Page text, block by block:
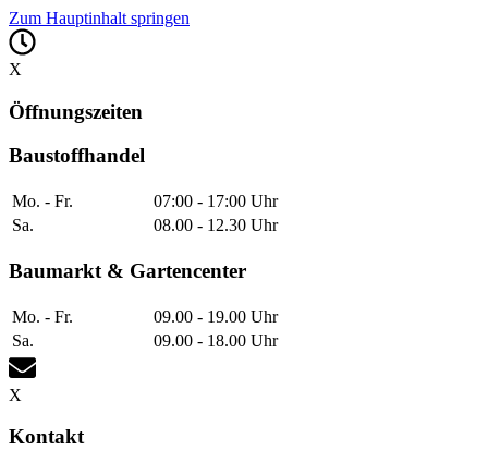
Zum Hauptinhalt springen
X
Öffnungszeiten
Baustoffhandel
Mo. - Fr.
07:00 - 17:00 Uhr
Sa.
08.00 - 12.30 Uhr
Baumarkt & Gartencenter
Mo. - Fr.
09.00 - 19.00 Uhr
Sa.
09.00 - 18.00 Uhr
X
Kontakt